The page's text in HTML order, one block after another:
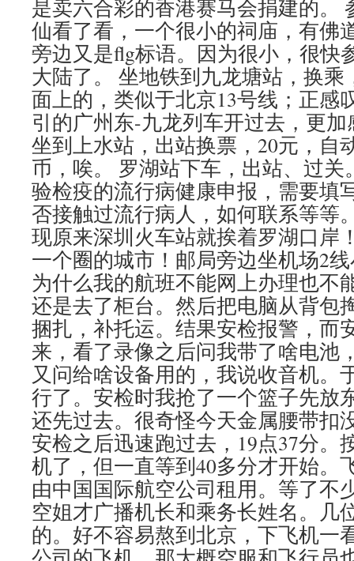
是卖六合彩的香港赛马会捐建的。
仙看了看，一个很小的祠庙，有佛
旁边又是flg标语。因为很小，很快
大陆了。 坐地铁到九龙塘站，换
面上的，类似于北京13号线；正感
引的广州东-九龙列车开过去，更
坐到上水站，出站换票，20元，自
币，唉。 罗湖站下车，出站、过
验检疫的流行病健康申报，需要填
否接触过流行病人，如何联系等等
现原来深圳火车站就挨着罗湖口岸
一个圈的城市！邮局旁边坐机场2
为什么我的航班不能网上办理也不
还是去了柜台。然后把电脑从背包
捆扎，补托运。结果安检报警，而
来，看了录像之后问我带了啥电池
又问给啥设备用的，我说收音机。
行了。安检时我抢了一个篮子先放
还先过去。很奇怪今天金属腰带扣
安检之后迅速跑过去，19点37分。
机了，但一直等到40多分才开始。
由中国国际航空公司租用。等了不
空姐才广播机长和乘务长姓名。几
的。好不容易熬到北京，下飞机一